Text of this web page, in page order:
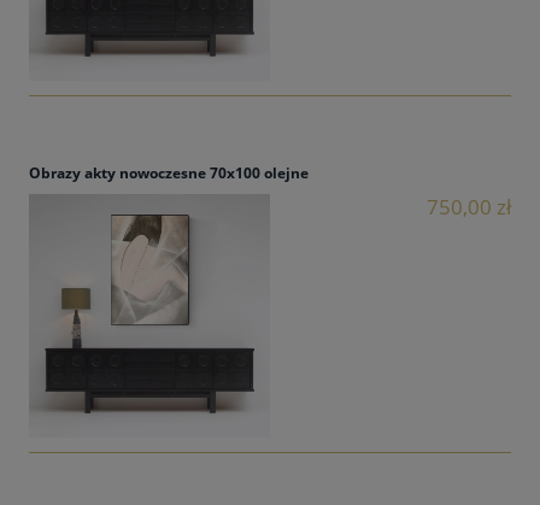
Obrazy akty nowoczesne 70x100 olejne
750,00 zł